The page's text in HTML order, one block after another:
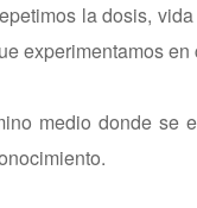
la dosis,
experimentamos en
medio donde se